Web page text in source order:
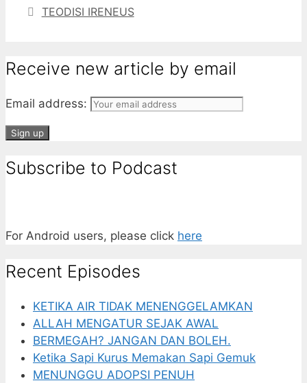
TEODISI IRENEUS
Receive new article by email
Email address:
Subscribe to Podcast
For Android users, please click here
Recent Episodes
KETIKA AIR TIDAK MENENGGELAMKAN
ALLAH MENGATUR SEJAK AWAL
BERMEGAH? JANGAN DAN BOLEH.
Ketika Sapi Kurus Memakan Sapi Gemuk
MENUNGGU ADOPSI PENUH